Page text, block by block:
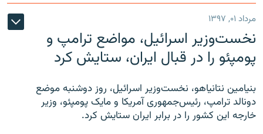
مرداد ۰۱, ۱۳۹۷
نخست‌وزیر اسرائیل، مواضع ترامپ و
پومپئو را در قبال ایران، ستایش کرد
بنیامین نتانیاهو، نخست‌وزیر اسرائیل، روز دوشنبه موضع
دونالد ترامپ، رئیس‌جمهوری آمریکا و مایک پومپئو، وزیر
خارجه این کشور را در برابر ایران ستایش کرد.